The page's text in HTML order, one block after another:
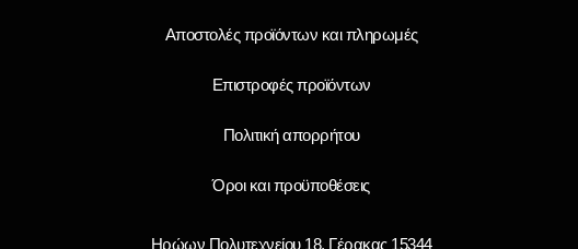
Αποστολές προϊόντων και πληρωμές
Επιστροφές προϊόντων
Πολιτική απορρήτου
Όροι και προϋποθέσεις
Ηρώων Πολυτεχνείου 18, Γέρακας 15344